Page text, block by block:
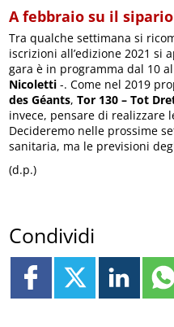
A febbraio su il sipario
Tra qualche settimana si
iscrizioni all’edizione 2021 si
gara è in programma dal 10
Nicoletti -. Come nel 2019
des Géants,Tor 130 – Tot
invece, pensare di realizzare
Decideremo nelle prossime
sanitaria, ma le previsioni
(d.p.)
Condividi